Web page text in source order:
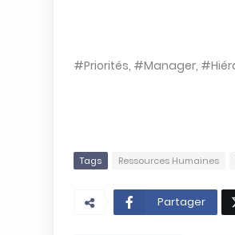
#Priorités, #Manager,
Tags Ressources Humaines
Partager